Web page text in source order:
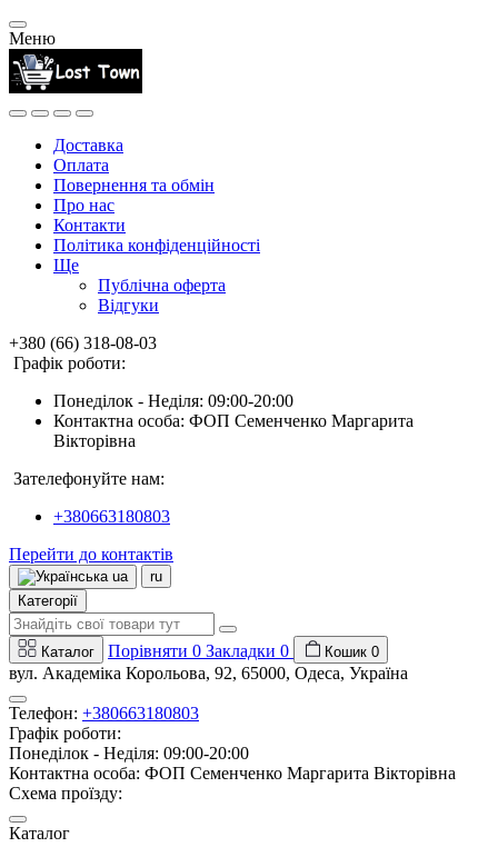
Меню
Доставка
Оплата
Повернення та обмін
Про нас
Контакти
Політика конфіденційності
Ще
Публічна оферта
Відгуки
+380 (66) 318-08-03
Графік роботи:
Понеділок - Неділя: 09:00-20:00
Контактна особа: ФОП Семенченко Маргарита
Вікторівна
Зателефонуйте нам:
+380663180803
Перейти до контактів
ua
ru
Категорії
Каталог Порівняти 0 Закладки 0 Кошик 0
вул. Академіка Корольова, 92, 65000, Одеса, Україна
Телефон: +380663180803
Графік роботи:
Понеділок - Неділя: 09:00-20:00
Контактна особа: ФОП Семенченко Маргарита Вікторівна
Схема проїзду:
Каталог